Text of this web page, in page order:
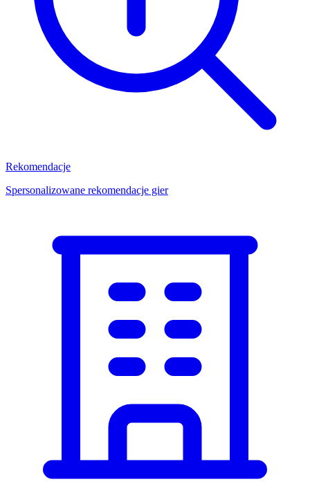
Rekomendacje
Spersonalizowane rekomendacje gier